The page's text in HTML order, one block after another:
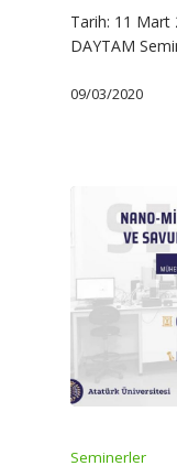
Tarih: 11 Mart
DAYTAM
09/03/2020
Seminerler